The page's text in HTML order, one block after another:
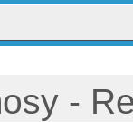
-